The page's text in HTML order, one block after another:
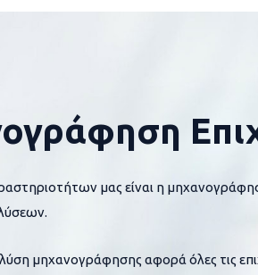
μας είναι η
μηχανογράφησης αφορά όλες τις